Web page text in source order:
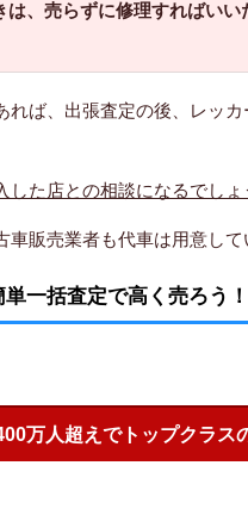
は、売らずに修理すればいい
れば、出張査定の後、レッ
した店との相談になるでしょ
車販売業者も代車は用意し
一括査定で高く売ろう！
万人超えでトップクラス